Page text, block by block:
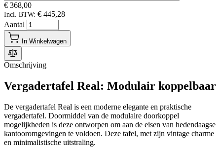
€ 368,00
Incl. BTW: € 445,28
Aantal
In Winkelwagen
Omschrijving
Vergadertafel Real: Modulair koppelbaar
De vergadertafel Real is een moderne elegante en praktische
vergadertafel. Doormiddel van de modulaire doorkoppel
mogelijkheden is deze ontworpen om aan de eisen van hedendaagse
kantooromgevingen te voldoen. Deze tafel, met zijn vintage charme
en minimalistische uitstraling.